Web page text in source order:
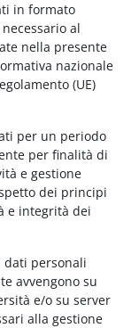
in formato
al
nella presente
nazionale
(UE)
per un periodo
per finalità di
e gestione
dei principi
e integrità dei
dati personali
avvengono su
e/o su server
alla gestione